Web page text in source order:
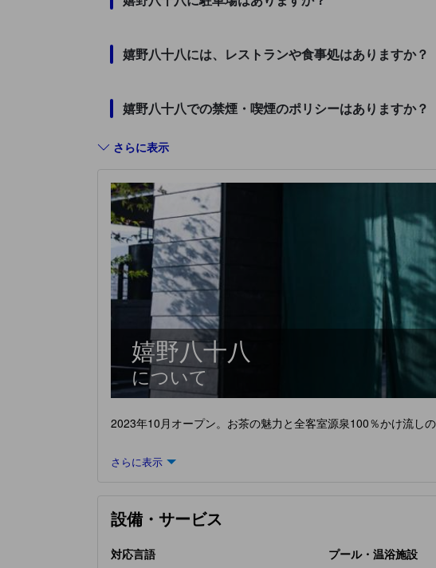
嬉野八十八には、レストランや食事処はありますか？
嬉野八十八での禁煙・喫煙のポリシーはありますか？
さらに表示
嬉野八十八
について
2023年10月オープン。お茶の魅力と全客室源泉100％かけ流し
さらに表示
設備・サービス
対応言語
プール・温浴施設